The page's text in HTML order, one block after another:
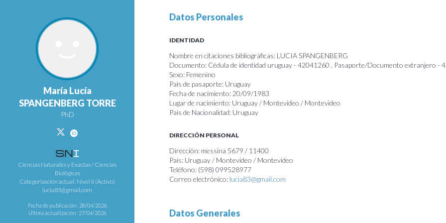
María Lucía
SPANGENBERG TORRE
PhD
Ciencias Naturales y Exactas / Ciencias
Biológicas
Categorización actual: Nivel II (Activo)
lucia83@gmail.com
Fecha de publicación: 28/04/2026
Última actualización: 27/04/2026
Datos Personales
IDENTIDAD
Nombre en citaciones bibliográficas: LUCIA SPANGENBERG
Documento: Cédula de identidad uruguay - 42041260 , Pasaporte/Documento extranjero -
Sexo: Femenino
País de pasaporte: Uruguay
Fecha de nacimiento: 20/09/1983
Lugar de nacimiento: Uruguay / Montevideo / Montevideo
País de Nacionalidad: Uruguay
DIRECCIÓN PERSONAL
Dirección: messina 5679 / 11400
País: Uruguay / Montevideo / Montevideo
Teléfono: (598) 099528977
Correo electrónico: lucia83@gmail.com
Datos Generales